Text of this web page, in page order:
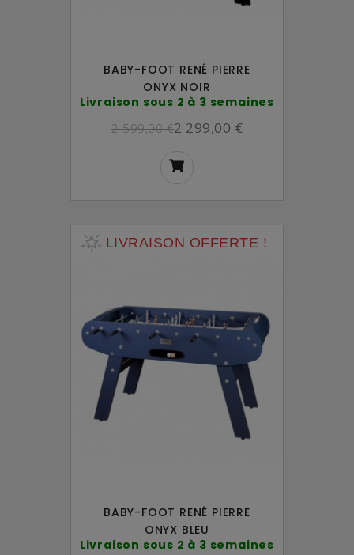
BABY-FOOT RENÉ PIERRE
ONYX NOIR
Livraison sous 2 à 3 semaines
2 599,00 €2 299,00 €
LIVRAISON OFFERTE !
BABY-FOOT RENÉ PIERRE
ONYX BLEU
Livraison sous 2 à 3 semaines